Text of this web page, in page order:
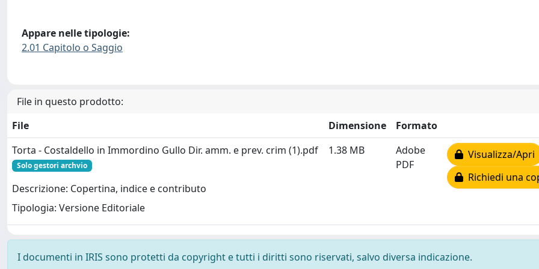
Appare nelle tipologie:
2.01 Capitolo o Saggio
File in questo prodotto:
File
Dimensione
Formato
Torta - Costaldello in Immordino Gullo Dir. amm. e prev. crim (1).pdf
Solo gestori archvio
Descrizione: Copertina, indice e contributo
Tipologia: Versione Editoriale
1.38 MB
Adobe
PDF
Visualizza/Apri
Richiedi una
I documenti in IRIS sono protetti da copyright e tutti i diritti sono riservati, salvo diversa indicazione.